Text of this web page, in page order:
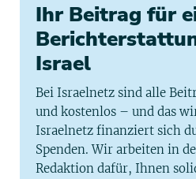
Ihr Beitrag für
Israel
Bei Israelnetz sind alle
und kostenlos – und das
Israelnetz finanziert sich
Spenden. Wir arbeiten in
Redaktion dafür, Ihnen